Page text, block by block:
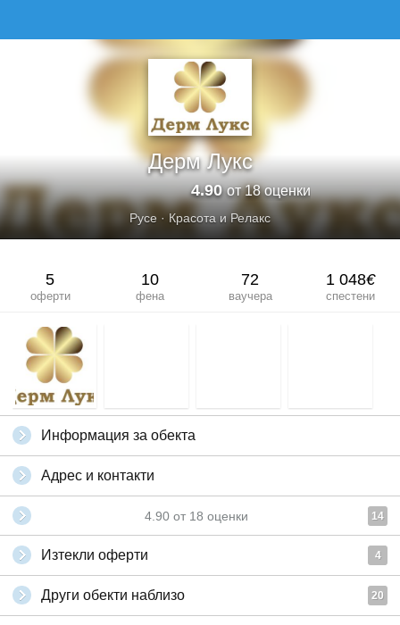
Дерм Лукс
4.90от 18 оценки
Русе · Красота и Релакс
5
оферти
10
фена
72
ваучера
1 048€
спестени
Информация за обекта
Адрес и контакти
4.90 от 18 оценки 14
Изтекли оферти 4
Други обекти наблизо 20